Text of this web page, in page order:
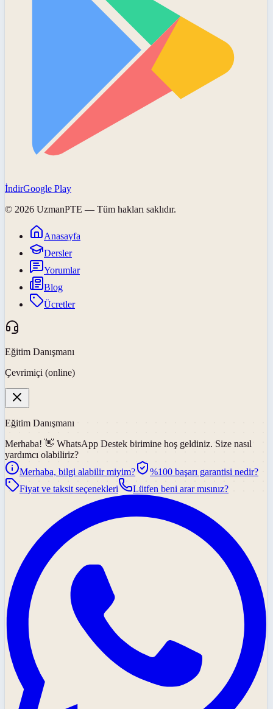
İndirGoogle Play
© 2026 UzmanPTE — Tüm hakları saklıdır.
Anasayfa
Dersler
Yorumlar
Blog
Ücretler
Eğitim Danışmanı
Çevrimiçi (online)
Eğitim Danışmanı
Merhaba! 👋 WhatsApp Destek birimine hoş geldiniz. Size nasıl
yardımcı olabiliriz?
Merhaba, bilgi alabilir miyim?
%100 başarı garantisi nedir?
Fiyat ve taksit seçenekleri
Lütfen beni arar mısınız?